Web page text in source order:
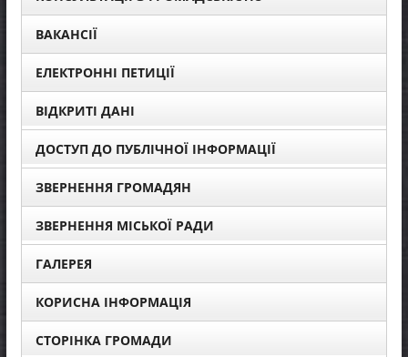
ВАКАНСІЇ
ЕЛЕКТРОННІ ПЕТИЦІЇ
ВІДКРИТІ ДАНІ
ДОСТУП ДО ПУБЛІЧНОЇ ІНФОРМАЦІЇ
ЗВЕРНЕННЯ ГРОМАДЯН
ЗВЕРНЕННЯ МІСЬКОЇ РАДИ
ГАЛЕРЕЯ
КОРИСНА ІНФОРМАЦІЯ
СТОРІНКА ГРОМАДИ